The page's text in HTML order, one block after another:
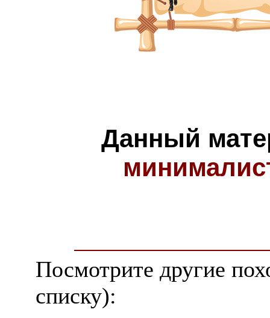
Данный
Посмотрите другие
списку):